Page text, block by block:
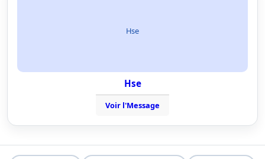
Hse
Hse
Voir l'Message